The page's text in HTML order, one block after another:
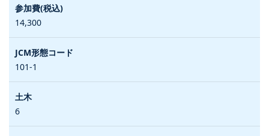
14,300
101-1
6